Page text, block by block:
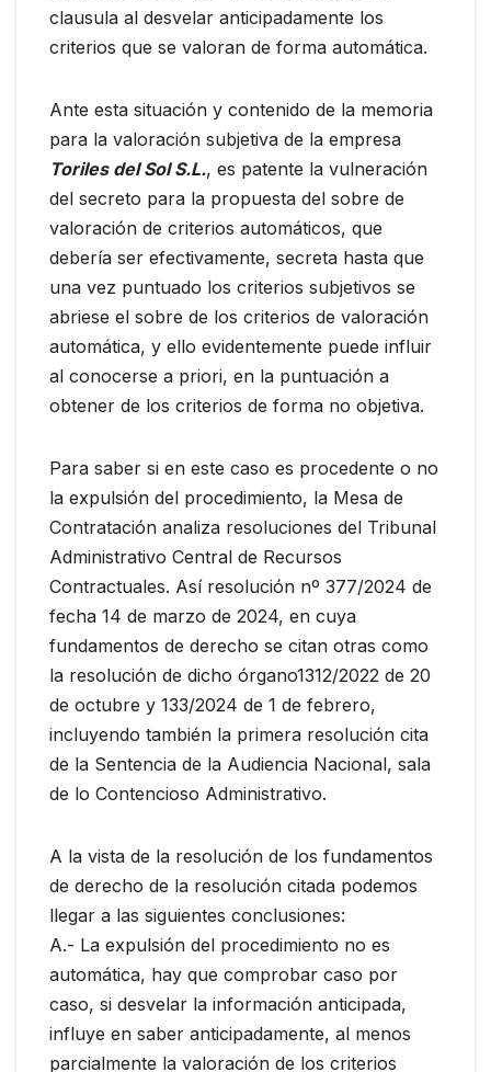
clausula al desvelar anticipadamente los
criterios que se valoran de forma automática.
Ante esta situación y contenido de la memoria
para la valoración subjetiva de la empresa
Toriles del Sol S.L., es patente la vulneración
del secreto para la propuesta del sobre de
valoración de criterios automáticos, que
debería ser efectivamente, secreta hasta que
una vez puntuado los criterios subjetivos se
abriese el sobre de los criterios de valoración
automática, y ello evidentemente puede influir
al conocerse a priori, en la puntuación a
obtener de los criterios de forma no objetiva.
Para saber si en este caso es procedente o no
la expulsión del procedimiento, la Mesa de
Contratación analiza resoluciones del Tribunal
Administrativo Central de Recursos
Contractuales. Así resolución nº 377/2024 de
fecha 14 de marzo de 2024, en cuya
fundamentos de derecho se citan otras como
la resolución de dicho órgano1312/2022 de 20
de octubre y 133/2024 de 1 de febrero,
incluyendo también la primera resolución cita
de la Sentencia de la Audiencia Nacional, sala
de lo Contencioso Administrativo.
A la vista de la resolución de los fundamentos
de derecho de la resolución citada podemos
llegar a las siguientes conclusiones:
A.- La expulsión del procedimiento no es
automática, hay que comprobar caso por
caso, si desvelar la información anticipada,
influye en saber anticipadamente, al menos
parcialmente la valoración de los criterios